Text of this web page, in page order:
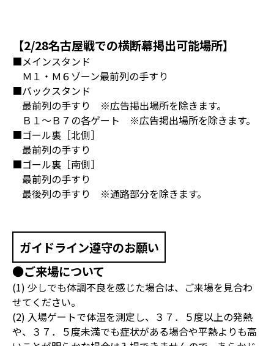
【2/28名古屋戦での横断幕掲出可能場所】
■メインスタンド
Ｍ１・Ｍ６ゾーン最前列の手すり
■バックスタンド
最前列の手すり ※広告掲出場所を除きます。
Ｂ１～Ｂ７の各ゲート ※広告掲出場所を除きます。
■ゴール裏［北側］
最前列の手すり
■ゴール裏［南側］
最前列の手すり
最後列の手すり ※通路部分を除きます。
ガイドライン遵守のお願い
●ご来場について
(1) 少しでも体調不良を感じた場合は、ご来場を見合わ
せてください。
(2) 入場ゲートで体温を測定し、３７．５度以上の発熱
や、３７．５度未満でも症状がある場合や平熱よりも高